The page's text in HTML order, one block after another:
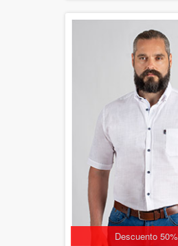
Descuento 50%